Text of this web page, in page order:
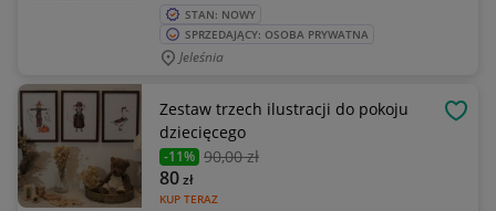
STAN: NOWY
SPRZEDAJĄCY: OSOBA PRYWATNA
Jeleśnia
Zestaw trzech ilustracji do pokoju
dziecięcego
-11% 90,00 zł
KUP TERAZ
80zł